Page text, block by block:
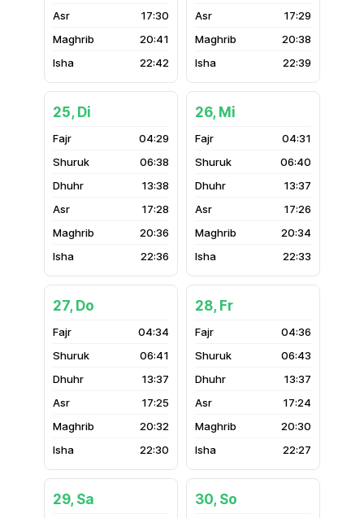
17:30
20:41
22:42
17:29
20:38
22:39
25, Di
04:29
06:38
13:38
17:28
20:36
22:36
26, Mi
04:31
06:40
13:37
17:26
20:34
22:33
27, Do
04:34
06:41
13:37
17:25
20:32
22:30
28, Fr
04:36
06:43
13:37
17:24
20:30
22:27
29, Sa 30, So